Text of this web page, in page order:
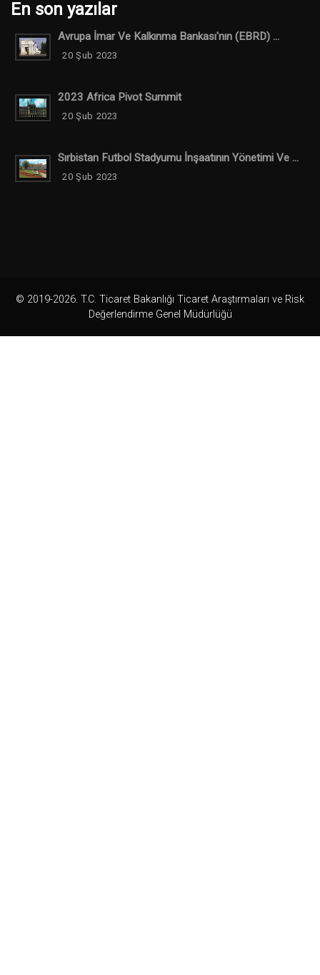
En son yazılar
Avrupa İmar Ve Kalkınma Bankası'nın (EBRD) ...
20 Şub 2023
2023 Africa Pivot Summit
20 Şub 2023
Sırbistan Futbol Stadyumu İnşaatının Yönetimi Ve ...
20 Şub 2023
© 2019-2026. T.C. Ticaret Bakanlığı Ticaret Araştırmaları ve Risk
Değerlendirme Genel Müdürlüğü